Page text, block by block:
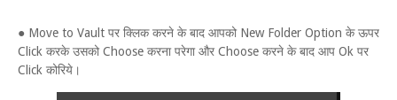
● Move to Vault पर क्लिक करने के बाद आपको New Folder Option के ऊपर
Click करके उसको Choose करना परेगा और Choose करने के बाद आप Ok पर
Click कोरिये।